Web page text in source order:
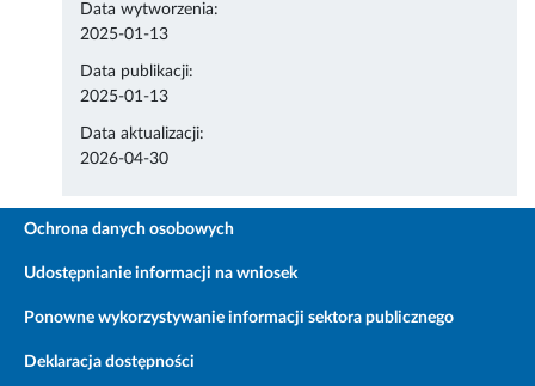
Data wytworzenia:
2025-01-13
Data publikacji:
2025-01-13
Data aktualizacji:
2026-04-30
Ochrona danych osobowych
Udostępnianie informacji na wniosek
Ponowne wykorzystywanie informacji sektora publicznego
Deklaracja dostępności